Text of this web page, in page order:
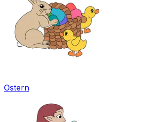
Ostern